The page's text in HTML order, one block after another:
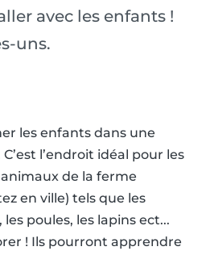
avec les enfants !
uns.
les enfants dans une
C’est l’endroit idéal pour les
de la ferme
en ville) tels que les
poules, les lapins ect...
! Ils pourront apprendre